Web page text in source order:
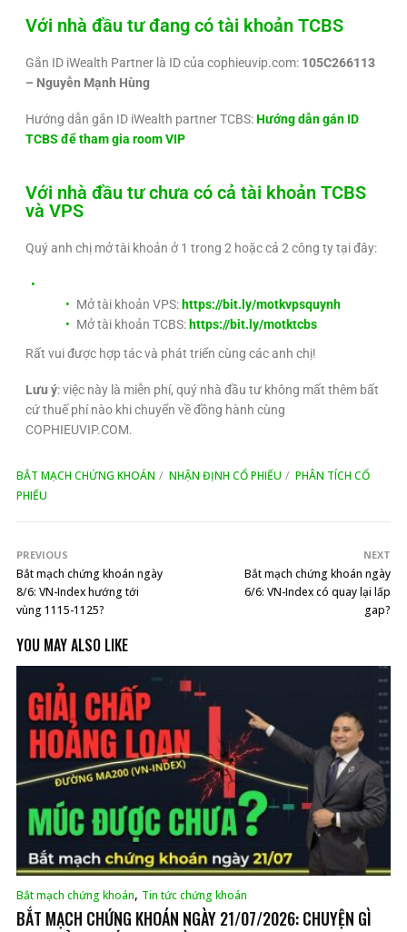
Với nhà đầu tư đang có tài khoản TCBS
Gắn ID iWealth Partner là ID của cophieuvip.com: 105C266113
– Nguyễn Mạnh Hùng
Hướng dẫn gắn ID iWealth partner TCBS:Hướng dẫn gán ID
TCBS để tham gia room VIP
Với nhà đầu tư chưa có cả tài khoản TCBS
và VPS
Quý anh chị mở tài khoản ở 1 trong 2 hoặc cả 2 công ty tại đây:
Mở tài khoản VPS: https://bit.ly/motkvpsquynh
Mở tài khoản TCBS: https://bit.ly/motktcbs
Rất vui được hợp tác và phát triển cùng các anh chị!
Lưu ý: việc này là miễn phí, quý nhà đầu tư không mất thêm bất
cứ thuế phí nào khi chuyển về đồng hành cùng
COPHIEUVIP.COM.
BẮT MẠCH CHỨNG KHOÁN NHẬN ĐỊNH CỔ PHIẾU
PHÂN TÍCH CỔ
PHIẾU
PREVIOUS
Bắt mạch chứng khoán ngày
8/6: VN-Index hướng tới
vùng 1115-1125?
NEXT
Bắt mạch chứng khoán ngày
6/6: VN-Index có quay lại lấp
gap?
YOU MAY ALSO LIKE
Bắt mạch chứng khoán, Tin tức chứng khoán
BẮT MẠCH CHỨNG KHOÁN NGÀY 21/07/2026: CHUYỆN GÌ